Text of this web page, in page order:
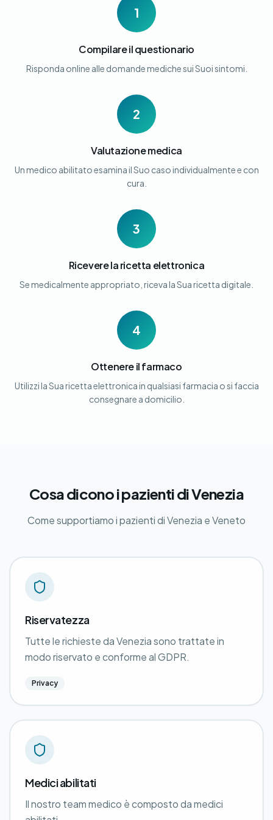
1
Compilare il questionario
Risponda online alle domande mediche sui Suoi sintomi.
2
Valutazione medica
Un medico abilitato esamina il Suo caso individualmente e con
cura.
3
Ricevere la ricetta elettronica
Se medicalmente appropriato, riceva la Sua ricetta digitale.
4
Ottenere il farmaco
Utilizzi la Sua ricetta elettronica in qualsiasi farmacia o si faccia
consegnare a domicilio.
Cosa dicono i pazienti di Venezia
Come supportiamo i pazienti di Venezia e Veneto
Riservatezza
Tutte le richieste da Venezia sono trattate in
modo riservato e conforme al GDPR.
Privacy
Medici abilitati
Il nostro team medico è composto da medici